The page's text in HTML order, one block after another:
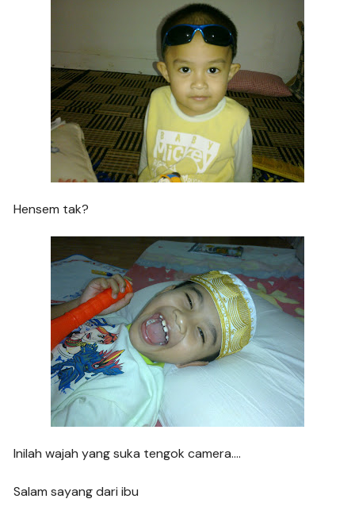
Hensem tak?
Inilah wajah yang suka tengok camera….
Salam sayang dari ibu